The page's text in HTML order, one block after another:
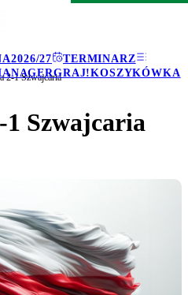
2026/27
TERMINARZ
GRAJ!KOSZYKÓWKA
2-1 Szwajcaria
1 Szwajcaria